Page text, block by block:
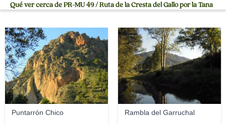
Qué ver cerca de PR-MU 49 / Ruta de la Cresta del Gallo por la Tana
Puntarrón Chico
Jayzaran
Rambla del Garruchal
Jayzaran